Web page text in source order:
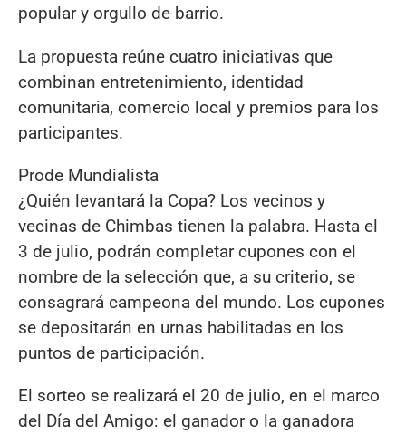
popular y orgullo de barrio.
La propuesta reúne cuatro iniciativas que
combinan entretenimiento, identidad
comunitaria, comercio local y premios para los
participantes.
Prode Mundialista
¿Quién levantará la Copa? Los vecinos y
vecinas de Chimbas tienen la palabra. Hasta el
3 de julio, podrán completar cupones con el
nombre de la selección que, a su criterio, se
consagrará campeona del mundo. Los cupones
se depositarán en urnas habilitadas en los
puntos de participación.
El sorteo se realizará el 20 de julio, en el marco
del Día del Amigo: el ganador o la ganadora